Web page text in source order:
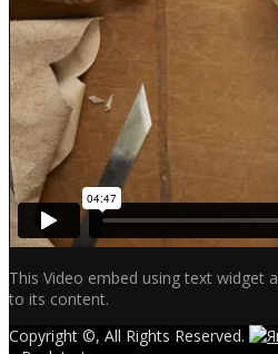
This Video embed using text widget
to its content.
Copyright ©, All Rights Reserved.